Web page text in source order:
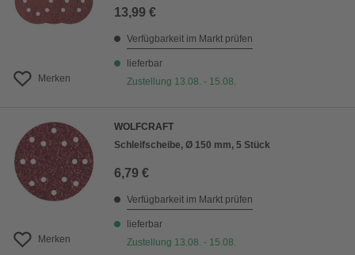
Merken
13,99 €
Verfügbarkeit im Markt prüfen
lieferbar
Zustellung 13.08. - 15.08.
Merken
WOLFCRAFT
Schleifscheibe, Ø 150 mm, 5 Stück
6,79 €
Verfügbarkeit im Markt prüfen
lieferbar
Zustellung 13.08. - 15.08.